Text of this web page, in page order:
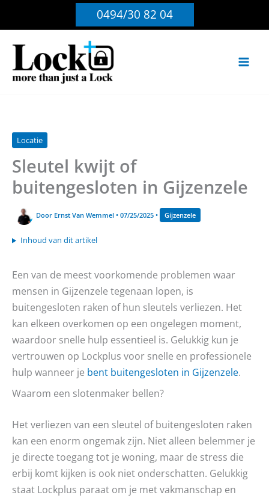
0494/30 82 04
Locatie
Sleutel kwijt of
buitengesloten in Gijzenzele
Door Ernst Van Wemmel • 07/25/2025 • Gijzenzele
Inhoud van dit artikel
Een van de meest voorkomende problemen waar
mensen in Gijzenzele tegenaan lopen, is
buitengesloten raken of hun sleutels verliezen. Het
kan elkeen overkomen op een ongelegen moment,
waardoor snelle hulp essentieel is. Gelukkig kun je
vertrouwen op Lockplus voor snelle en professionele
hulp wanneer je bent buitengesloten in Gijzenzele.
Waarom een slotenmaker bellen?
Het verliezen van een sleutel of buitengesloten raken
kan een enorm ongemak zijn. Niet alleen belemmer je
je directe toegang tot je woning, maar de stress die
erbij komt kijken is ook niet onderschatten. Gelukkig
staat Lockplus paraat om je met vakmanschap en